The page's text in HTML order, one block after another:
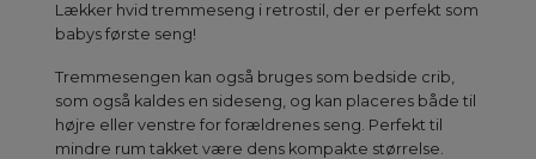
Lækker hvid tremmeseng i retrostil, der er perfekt som
babys første seng!
Tremmesengen kan også bruges som bedside crib,
som også kaldes en sideseng, og kan placeres både til
højre eller venstre for forældrenes seng. Perfekt til
mindre rum takket være dens kompakte størrelse.